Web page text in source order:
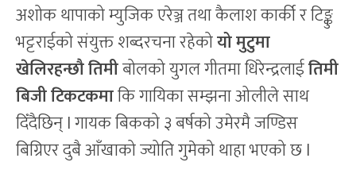
अशोक थापाको म्युजिक एरेञ्ज तथा कैलाश कार्की र टिङ्कु
भट्टराईको संयुक्त शब्दरचना रहेकोयोमुटुमा
खेलिरहन्छौ तिमीबोलको युगल गीतमा धिरेन्द्रलाईतिमी
बिजी टिकटकमाकि गायिका सम्झना ओलीले साथ
दिँदैछिन् l गायक बिकको ३ बर्षको उमेरमै जण्डिस
बिग्रिएर दुबै आँखाको ज्योति गुमेको थाहा भएको छ l